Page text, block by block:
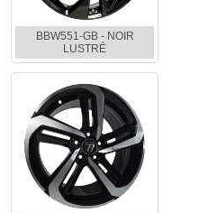
BBW551-GB - NOIR
LUSTRÉ